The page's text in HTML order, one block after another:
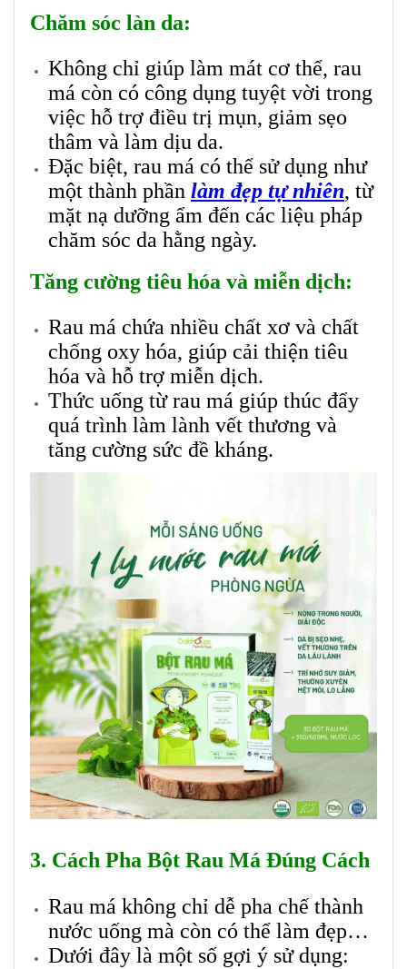
Chăm sóc làn da:
Không chỉ giúp làm mát cơ thể, rau
má còn có công dụng tuyệt vời trong
việc hỗ trợ điều trị mụn, giảm sẹo
thâm và làm dịu da.
Đặc biệt, rau má có thể sử dụng như
một thành phần làm đẹp tự nhiên, từ
mặt nạ dưỡng ẩm đến các liệu pháp
chăm sóc da hằng ngày.
Tăng cường tiêu hóa và miễn dịch:
Rau má chứa nhiều chất xơ và chất
chống oxy hóa, giúp cải thiện tiêu
hóa và hỗ trợ miễn dịch.
Thức uống từ rau má giúp thúc đẩy
quá trình làm lành vết thương và
tăng cường sức đề kháng.
3. Cách Pha Bột Rau Má Đúng Cách
Rau má không chỉ dễ pha chế thành
nước uống mà còn có thể làm đẹp…
Dưới đây là một số gợi ý sử dụng: